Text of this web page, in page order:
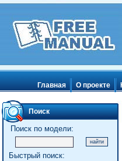
Главная О проекте
Поиск
Поиск по модели:
Быстрый поиск: